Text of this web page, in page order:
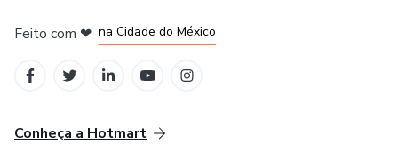
Feito com ❤ na Cidade do México
Conheça a Hotmart